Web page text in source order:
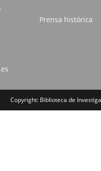
Prensa histórica
Copyright: Biblioteca de